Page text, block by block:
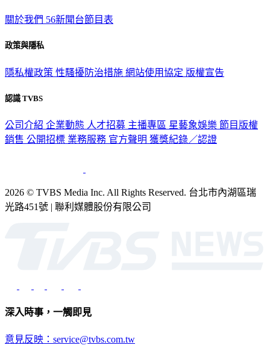
關於我們 56新聞台節目表
政策與隱私
隱私權政策 性騷擾防治措施 網站使用協定 版權宣告
認識 TVBS
公司介紹 企業動態 人才招募 主播專區 星藝象娛樂 節目版權
銷售 公開招標 業務服務 官方聲明 獲獎紀錄／認證
2026 © TVBS Media Inc. All Rights Reserved. 台北市內湖區瑞
光路451號 | 聯利媒體股份有限公司
深入時事，一觸即見
意見反映：service@tvbs.com.tw